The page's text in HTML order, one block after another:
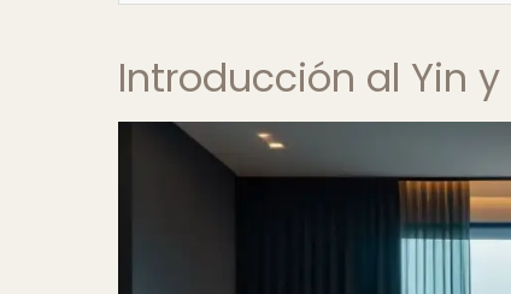
Introducción al Yin y